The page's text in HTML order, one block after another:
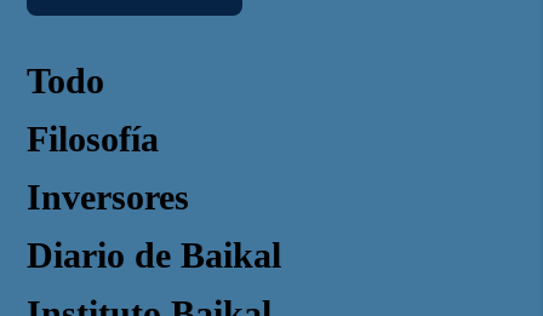
Todo
Filosofía
Inversores
Diario de Baikal